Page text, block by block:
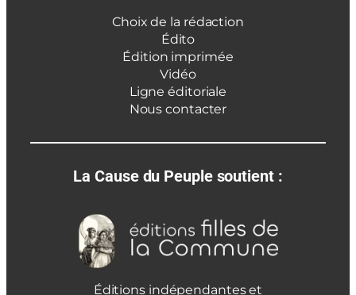
Choix de la rédaction
Édito
Édition imprimée
Vidéo
Ligne éditoriale
Nous contacter
La Cause du Peuple soutient :
Éditions indépendantes et